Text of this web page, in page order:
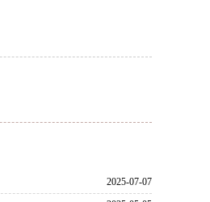
2025-07-07